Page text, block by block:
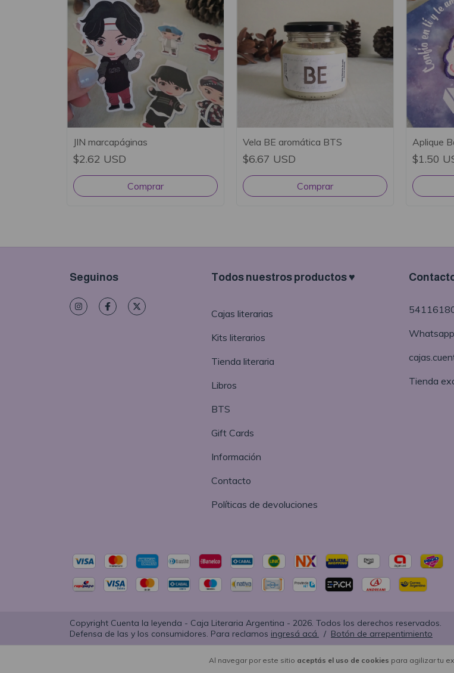
Al navegar por este sitio aceptás el uso de cookies para agilizar tu
JIN marcapáginas
$2.62 USD
Vela BE aromática BTS
$6.67 USD
Aplique
$1.50
Seguinos Todos nuestros productos ♥
Cajas literarias
Kits literarios
Tienda literaria
Libros
BTS
Gift Cards
Información
Contacto
Políticas de devoluciones
Whatsapp
Tienda
Copyright Cuenta la leyenda - Caja Literaria Argentina - 2026. Todos los derechos reservados.
Defensa de las y los consumidores. Para reclamos ingresá acá. / Botón de arrepentimiento